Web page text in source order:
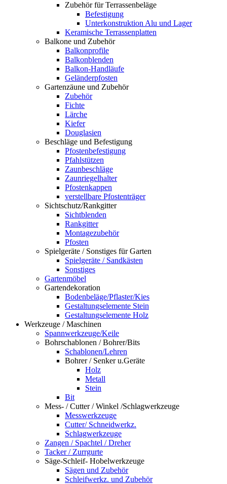
Zubehör für Terrassenbeläge
Befestigung
Unterkonstruktion Alu und Lager
Keramische Terrassenplatten
Balkone und Zubehör
Balkonprofile
Balkonblenden
Balkon-Handläufe
Geländerpfosten
Gartenzäune und Zubehör
Zubehör
Fichte
Lärche
Kiefer
Douglasien
Beschläge und Befestigung
Pfostenbefestigung
Pfahlstützen
Zaunbeschläge
Zaunriegelhalter
Pfostenkappen
verstellbare Pfostenträger
Sichtschutz/Rankgitter
Sichtblenden
Rankgitter
Montagezubehör
Pfosten
Spielgeräte / Sonstiges für Garten
Spielgeräte / Sandkästen
Sonstiges
Gartenmöbel
Gartendekoration
Bodenbeläge/Pflaster/Kies
Gestaltungselemente Stein
Gestaltungselemente Holz
Werkzeuge / Maschinen
Spannwerkzeuge/Keile
Bohrschablonen / Bohrer/Bits
Schablonen/Lehren
Bohrer / Senker u.Geräte
Holz
Metall
Stein
Bit
Mess- / Cutter / Winkel /Schlagwerkzeuge
Messwerkzeuge
Cutter/ Schneidwerkz.
Schlagwerkzeuge
Zangen / Spachtel / Dreher
Tacker / Zurrgurte
Säge-Schleif- Hobelwerkzeuge
Sägen und Zubehör
Schleifwerkz. und Zubehör